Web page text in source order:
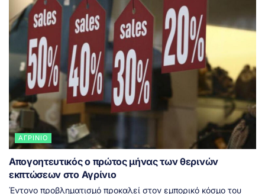
ΑΓΡΊΝΙΟ
Απογοητευτικός ο πρώτος μήνας των θερινών
εκπτώσεων στο Αγρίνιο
Έντονο προβληματισμό προκαλεί στον εμπορικό κόσμο του